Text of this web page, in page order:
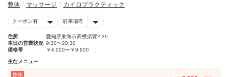
整体 マッサージ カイロプラクティック
クーポン有 駐車場有
住所
愛知県東海市高横須賀2-39
本日の営業状況 9:30〜20:30
価格帯
￥4,000〜￥9,900
主なメニュー
整体